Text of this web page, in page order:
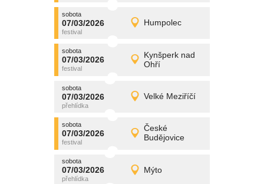
sobota
07/03/2026 Humpolec
sobota
07/03/2026 Detail
promítání
sobota
07/03/2026
Kynšperk nad
Ohří
sobota
07/03/2026 Detail
promítání
sobota
07/03/2026 Velké Meziříčí
sobota
07/03/2026 Detail
promítání
sobota
07/03/2026
České
Budějovice
sobota
07/03/2026 Detail
promítání
sobota
07/03/2026 Mýto
sobota
07/03/2026 Detail
promítání